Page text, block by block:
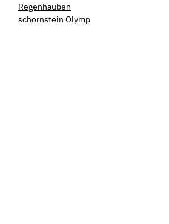
Regenhauben
schornstein Olymp